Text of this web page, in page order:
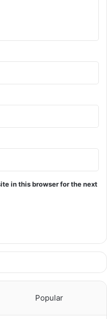
in this browser for the next
Popular